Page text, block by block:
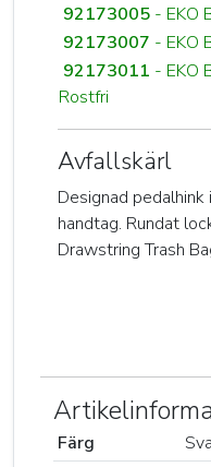
92173005 - EKO
92173007 - EKO
92173011 - EKO
Rostfri
Avfallskärl
Designad
handtag. Rundat
Drawstring Trash
Färg